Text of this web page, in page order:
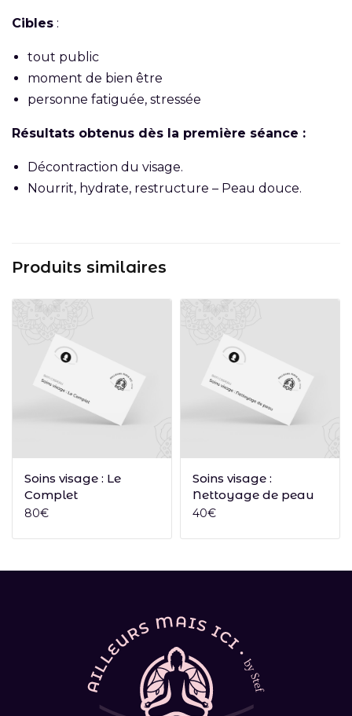
Cibles :
tout public
moment de bien être
personne fatiguée, stressée
Résultats obtenus dès la première séance :
Décontraction du visage.
Nourrit, hydrate, restructure – Peau douce.
Produits similaires
Ajouter au panier
Soins visage : Le
Complet
80€
Ajouter au panier
Soins visage :
Nettoyage de peau
40€